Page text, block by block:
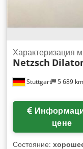
Stuttgart 5 689 km
Характеризация
Netzsch
цене
Состояние: